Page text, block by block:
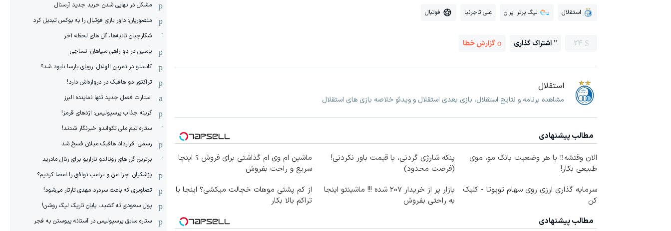
استقلال لیگ برتر ایران علی تاجرنیا فوتبال
24 اشتراک گذاری گزارش خطا
استقلال
مشاهده برنامه و نتایج استقلال، بازی بعدی استقلال و ویدئو خلاصه بازی های استقلال
مطالب پیشنهادی
الان وقتشه‼️ با هر وضعیت بانک مو، موی
طبیعی بکار!
پنکه شارژی گردنی، با قیمت باور نکردنی!
(فرصت محدود)
ماشین ام وی ام گذاشتی برای فروش ؟ اینجا
سریع و راحت بفروش
سرمایه گذاری ارزی روی سهام تویوتا - کلیک
کن
بازار پر از خریدار 207 شده !!! ماشینتو اینجا
به راحتی بفروش
از کم پشتی موهات خجالت میکشی؟ اینجا با
تراکم بالا بکار
مطالب پیشنهادی
مشکل در نهایی شدن خرید جدید آرسنال
منصوریان: داور بازی فوتبال را به بوکس تبدیل کرد
شکارچیان ثانیه‌ها، گل های لحظه آخر
یاسین در دو راهی سپاهان- نساجی
کانسلو در تمرین الهلال: رویای بارسا نابود شد؟
تراکتور دو هافبک در دروازه‌اش دارد!
استارت فصل جدید تنها نماینده البرز
گزینه جذاب پرسپولیس: اژدهای قرمز!
ستاره تیم ملی تکواندو خبرنگار شدند!
رسمی: قرارداد هافبک میلان فسخ شد
برترین گل های رونالدو نازاریو برای رئال مادرید
پزشکیان: چرا من و ترامپ توافق را امضا کردیم؟
تصاویری که باعث سردرد مهدی تارتار می‌شود!
پول سعودی ته کشید، پایان تاریک لیگ روشن!
ستاره سابق پرسپولیس در آستانه پیوستن به فجر